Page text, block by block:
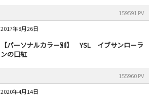
159591 PV
2017年8月26日
【パーソナルカラー別】 YSL イブサンローラ
ンの口紅
155960 PV
2020年4月14日